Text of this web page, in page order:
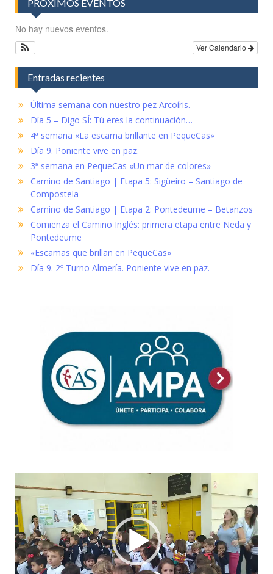
PRÓXIMOS EVENTOS
No hay nuevos eventos.
Ver Calendario
Entradas recientes
Última semana con nuestro pez Arcoíris.
Día 5 – Digo SÍ: Tú eres la continuación…
4ª semana «La escama brillante en PequeCas»
Día 9. Poniente vive en paz.
3ª semana en PequeCas «Un mar de colores»
Camino de Santiago | Etapa 5: Sigüeiro – Santiago de
Compostela
Camino de Santiago | Etapa 2: Pontedeume – Betanzos
Comienza el Camino Inglés: primera etapa entre Neda y
Pontedeume
«Escamas que brillan en PequeCas»
Día 9. 2º Turno Almería. Poniente vive en paz.
de
vídeo